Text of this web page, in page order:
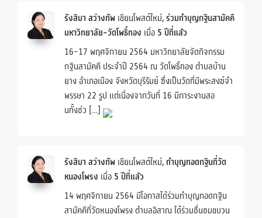
รังสิมา สว่างทัพ เขียนโพสต์ใหม่,ร่วมทำบุญกฐินสามัคคี
มหาวิทยาลัย-วัดโพธิ์ทอง เมื่อ 5 ปีที่แล้ว
16-17 พฤศจิกายน 2564 มหาวิทยาลัยจัดกิจกรรม
กฐินสามัคคี ประจำปี 2564 ณ วัดโพธิ์ทอง ตำบลบ้าน
ยาง อำเภอเมือง จังหวัดบุรีรัมย์ ซึ่งเป็นวัดที่มีพระสงฆ์จำ
พรรษา 22 รูป แต่เนื่องจากวันที่ 16 มีภาระงานสอ
นทั้งช่ว […]
รังสิมา สว่างทัพ เขียนโพสต์ใหม่, ทำบุญทอดกฐินที่วัด
หนองโพรง เมื่อ 5 ปีที่แล้ว
14 พฤศจิกายน 2564 มีโอกาสได้ร่วมทำบุญทอดกฐิน
สามัคคีที่วัดหนองโพรง ตำบลอิสาณ ได้ร่วมชื่นชมขบวน